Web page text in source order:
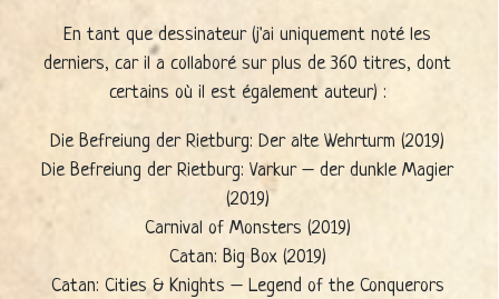
En tant que dessinateur (j'ai uniquement noté les
derniers, car il a collaboré sur plus de 360 titres, dont
certains où il est également auteur) :
Die Befreiung der Rietburg: Der alte Wehrturm (2019)
Die Befreiung der Rietburg: Varkur – der dunkle Magier
(2019)
Carnival of Monsters (2019)
Catan: Big Box (2019)
Catan: Cities & Knights – Legend of the Conquerors